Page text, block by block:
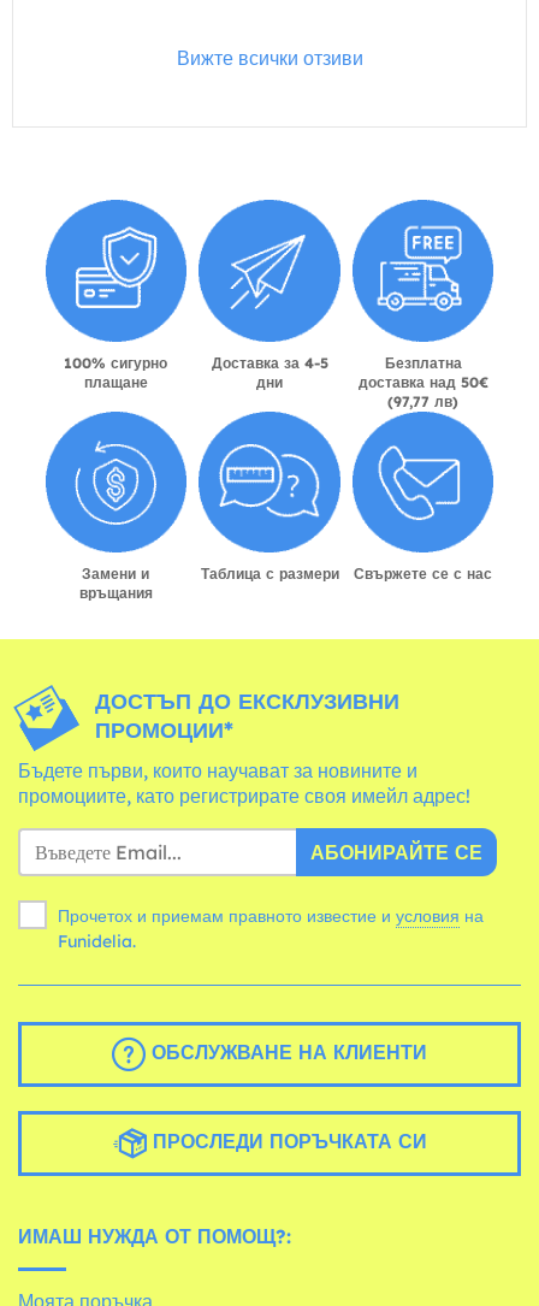
Вижте всички отзиви
100% сигурно
плащане
Доставка за 4-5
дни
Безплатна
доставка над 50€
(97,77 лв)
Замени и
връщания
Таблица с размери Свържете се с нас
ДОСТЪП ДО ЕКСКЛУЗИВНИ
ПРОМОЦИИ*
Бъдете първи, които научават за новините и
промоциите, като регистрирате своя имейл адрес!
АБОНИРАЙТЕ СЕ
Прочетох и приемам правното известие и условия
Funidelia.
ОБСЛУЖВАНЕ НА КЛИЕНТИ
ПРОСЛЕДИ ПОРЪЧКАТА СИ
ИМАШ НУЖДА ОТ ПОМОЩ?: